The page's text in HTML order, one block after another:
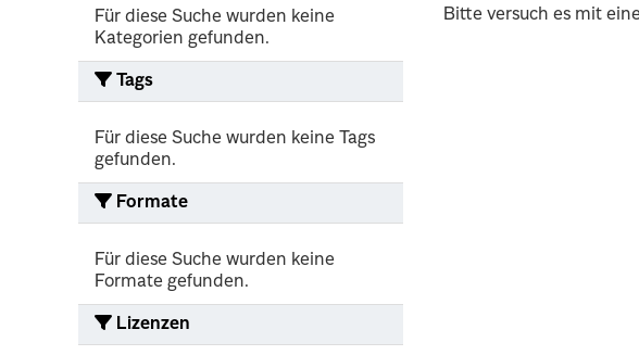
Für diese Suche wurden keine
Kategorien gefunden.
Tags
Für diese Suche wurden keine Tags
gefunden.
Formate
Für diese Suche wurden keine
Formate gefunden.
Lizenzen
Bitte versuch es mit